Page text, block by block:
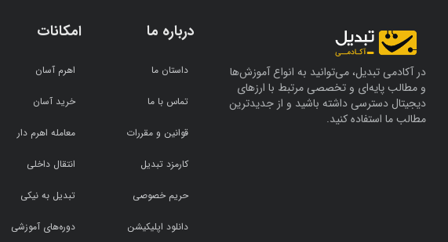
در آکادمی تبدیل، می‌توانید به انواع آموزش‌ها
و مطالب پایه‌ای و تخصصی مرتبط با ارزهای
دیجیتال دسترسی داشته باشید و از جدیدترین
مطالب ما استفاده کنید.
درباره ما
داستان ما
تماس با ما
قوانین و مقررات
کارمزد تبدیل
حریم خصوصی
دانلود اپلیکیشن
امکانات
اهرم آسان
خرید آسان
معامله اهرم دار
انتقال داخلی
تبدیل به نیکی
دوره‌های آموزشی